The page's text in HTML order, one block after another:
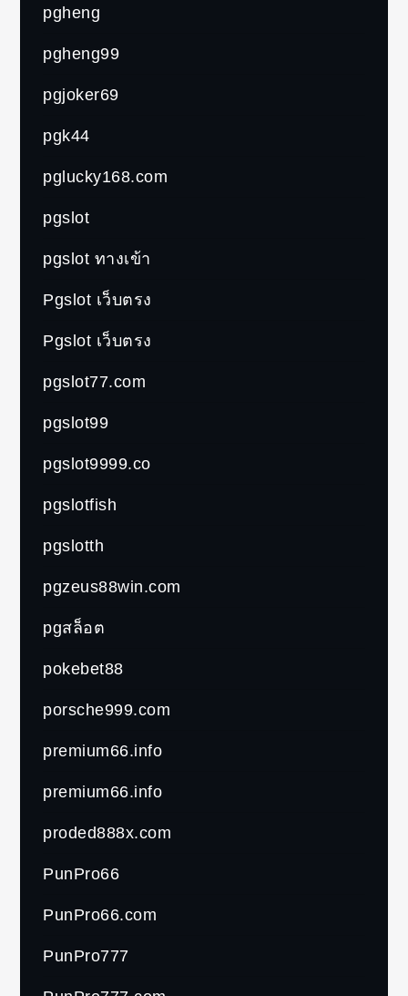
pgheng
pgheng99
pgjoker69
pgk44
pglucky168.com
pgslot
pgslot ทางเข้า
Pgslot เว็บตรง
Pgslot เว็บตรง
pgslot77.com
pgslot99
pgslot9999.co
pgslotfish
pgslotth
pgzeus88win.com
pgสล็อต
pokebet88
porsche999.com
premium66.info
premium66.info
proded888x.com
PunPro66
PunPro66.com
PunPro777